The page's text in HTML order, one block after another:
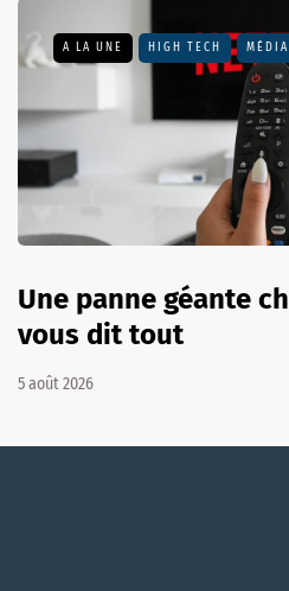
A LA UNE HIGH TECH
Une panne géante
vous dit tout
5 août 2026